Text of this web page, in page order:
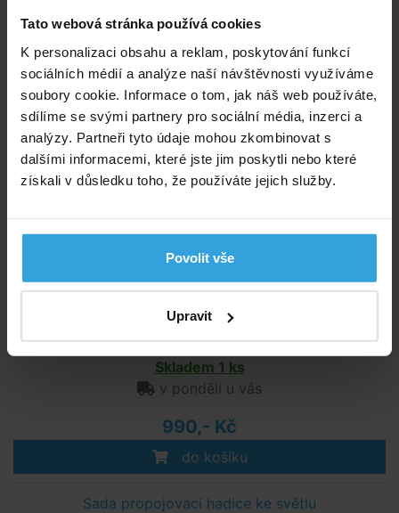
Tato webová stránka používá cookies
K personalizaci obsahu a reklam, poskytování funkcí
sociálních médií a analýze naší návštěvnosti využíváme
soubory cookie. Informace o tom, jak náš web používáte,
sdílíme se svými partnery pro sociální média, inzerci a
analýzy. Partneři tyto údaje mohou zkombinovat s
dalšími informacemi, které jste jim poskytli nebo které
získali v důsledku toho, že používáte jejich služby.
Povolit vše
Upravit
Doporučené příslušenství (2)
Průchod stěnou bazénu pro světla SPL III
Skladem 1 ks
v pondělí u vás
990,- Kč
do košíku
Sada propojovací hadice ke světlu